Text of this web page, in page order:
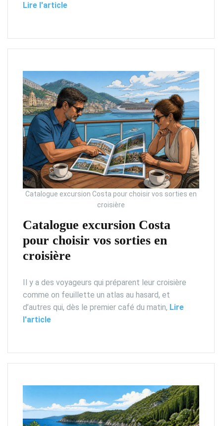
Lire l'article
Catalogue excursion Costa pour choisir vos sorties en
croisière
Catalogue excursion Costa
pour choisir vos sorties en
croisière
Il y a des voyageurs qui préparent leur croisière
comme on feuillette un atlas au hasard, et
d’autres qui, dès le premier café du matin, Lire
l'article